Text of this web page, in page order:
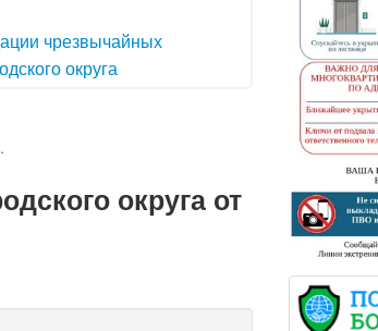
чрезвычайных
округа
округа от